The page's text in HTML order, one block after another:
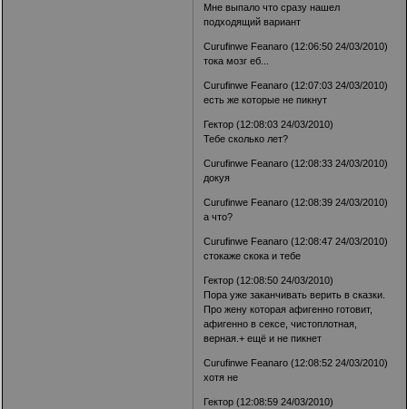
Мне выпало что сразу нашел
подходящий вариант
Curufinwe Feanaro (12:06:50 24/03/2010)
тока мозг еб...
Curufinwe Feanaro (12:07:03 24/03/2010)
есть же которые не пикнут
Гектор (12:08:03 24/03/2010)
Тебе сколько лет?
Curufinwe Feanaro (12:08:33 24/03/2010)
докуя
Curufinwe Feanaro (12:08:39 24/03/2010)
а что?
Curufinwe Feanaro (12:08:47 24/03/2010)
стокаже скока и тебе
Гектор (12:08:50 24/03/2010)
Пора уже заканчивать верить в сказки.
Про жену которая афигенно готовит,
афигенно в сексе, чистоплотная,
верная.+ ещё и не пикнет
Curufinwe Feanaro (12:08:52 24/03/2010)
хотя не
Гектор (12:08:59 24/03/2010)